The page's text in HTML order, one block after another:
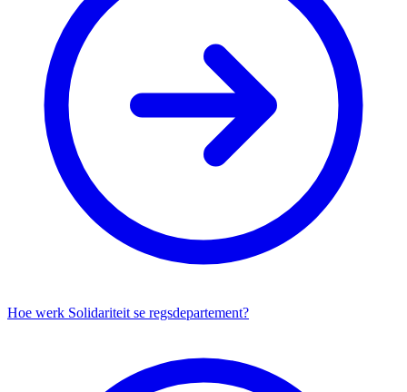
Hoe werk Solidariteit se regsdepartement?